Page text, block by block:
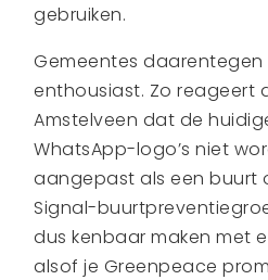
gebruiken.
Gemeentes daarentegen
enthousiast. Zo reageert
Amstelveen dat de
WhatsApp-logo’s niet
aangepast als een buurt
Signal-
dus kenbaar maken met
alsof je Greenpeace